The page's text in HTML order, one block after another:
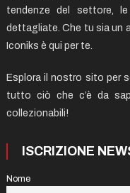
tendenze del settore,
dettagliate. Che tu sia un
Iconiks è qui per te.
Esplora il nostro sito per
tutto ciò che c’è da
collezionabili!
ISCRIZIONE
Nome